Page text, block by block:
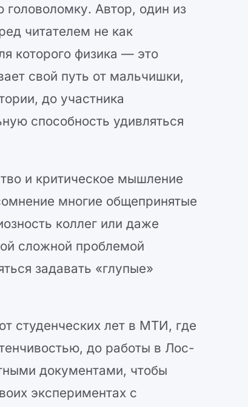
Автор, один из
читателем не как
которого физика — это
свой путь от мальчишки,
до участника
способность удивляться
и критическое мышление
многие общепринятые
коллег или даже
сложной проблемой
задавать «глупые»
студенческих лет в МТИ, где
до работы в Лос-
документами, чтобы
экспериментах с